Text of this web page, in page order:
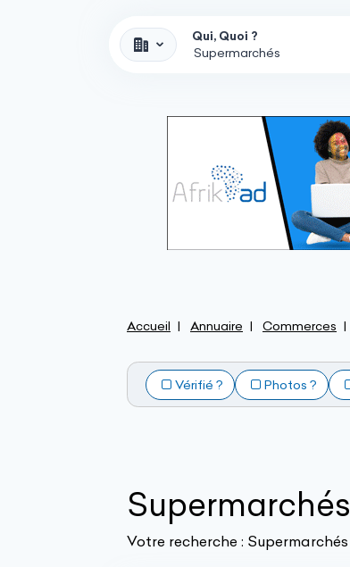
Qui, Quoi ?
Accueil Annuaire Commerces
Vérifié ? Photos ?
Supermarchés
Votre recherche : Supermarchés